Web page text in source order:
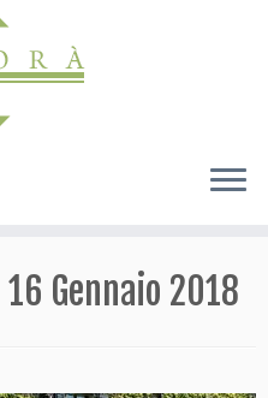
16 Gennaio 2018